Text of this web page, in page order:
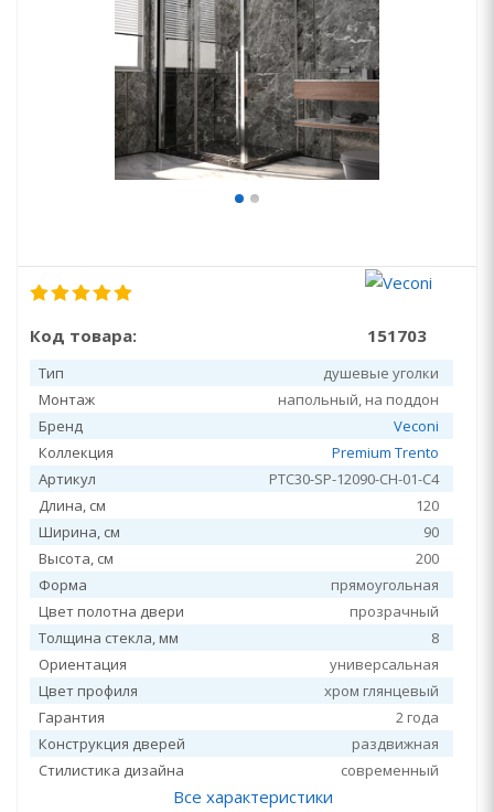
Код товара: 151703
Тип
душевые уголки
Монтаж
напольный, на поддон
Бренд
Veconi
Коллекция
Premium Trento
Артикул
PTC30-SP-12090-CH-01-C4
Длина, см
120
Ширина, см
90
Высота, см
200
Форма
прямоугольная
Цвет полотна двери
прозрачный
Толщина стекла, мм
8
Ориентация
универсальная
Цвет профиля
хром глянцевый
Гарантия
2 года
Конструкция дверей
раздвижная
Стилистика дизайна
современный
Все характеристики